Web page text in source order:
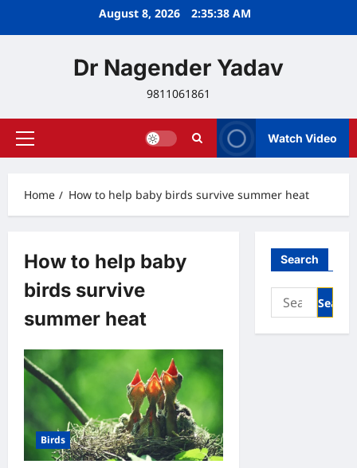
August 8, 2026 2:35:39 AM
Dr Nagender Yadav
9811061861
Primary
Watch Video
Home How to help baby birds survive summer heat
How to help baby
birds survive
summer heat
Birds
Search
Search
for: